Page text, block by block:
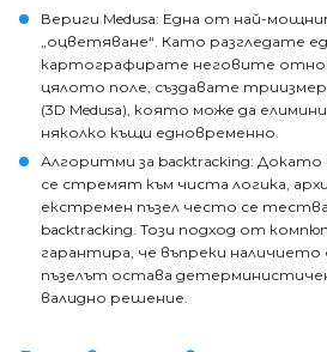
Вериги Medusa: Една от най-
„оцветяване“. Като разгледате
картографирате неговите
цялото поле, създавате
(3D Medusa), която може да
няколко къщи едновременно.
Алгоритми за backtracking:
се стремят към чиста логика,
екстремен пъзел често се
backtracking. Този подход от
гарантира, че въпреки наличието
пъзелът остава
валидно решение.